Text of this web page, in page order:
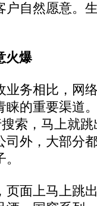
自然愿意。
火爆
务相比，网
的重要渠道
索，马上就
外，大部分
面上马上跳出